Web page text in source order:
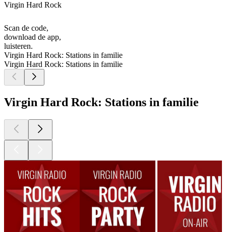
Virgin Hard Rock
Scan de code,
download de app,
luisteren.
Virgin Hard Rock: Stations in familie
Virgin Hard Rock: Stations in familie
Virgin Hard Rock: Stations in familie